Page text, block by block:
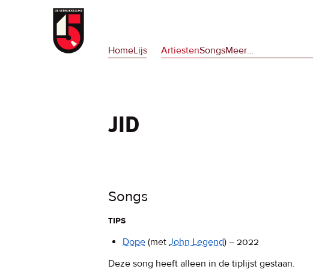
Overslaan
naar
Hoofdnavigatie
HomeLijsten ArtiestenSongsMeerop
…
jid
Songs
tips
Dope (met John Legend) – 2022
Deze song heeft alleen in de tiplijst gestaan.